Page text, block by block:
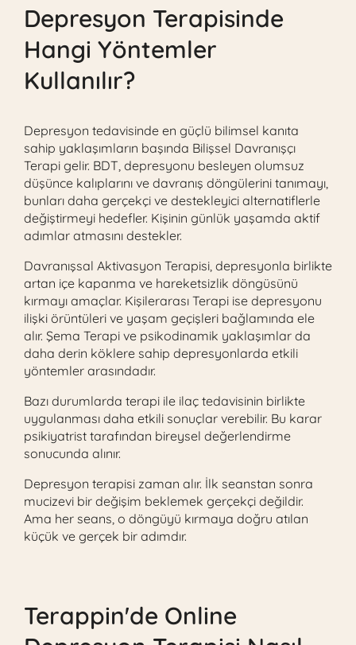
Depresyon Terapisinde
Hangi Yöntemler
Kullanılır?
Depresyon tedavisinde en güçlü bilimsel kanıta
sahip yaklaşımların başında Bilişsel Davranışçı
Terapi gelir. BDT, depresyonu besleyen olumsuz
düşünce kalıplarını ve davranış döngülerini tanımayı,
bunları daha gerçekçi ve destekleyici alternatiflerle
değiştirmeyi hedefler. Kişinin günlük yaşamda aktif
adımlar atmasını destekler.
Davranışsal Aktivasyon Terapisi, depresyonla birlikte
artan içe kapanma ve hareketsizlik döngüsünü
kırmayı amaçlar. Kişilerarası Terapi ise depresyonu
ilişki örüntüleri ve yaşam geçişleri bağlamında ele
alır. Şema Terapi ve psikodinamik yaklaşımlar da
daha derin köklere sahip depresyonlarda etkili
yöntemler arasındadır.
Bazı durumlarda terapi ile ilaç tedavisinin birlikte
uygulanması daha etkili sonuçlar verebilir. Bu karar
psikiyatrist tarafından bireysel değerlendirme
sonucunda alınır.
Depresyon terapisi zaman alır. İlk seanstan sonra
mucizevi bir değişim beklemek gerçekçi değildir.
Ama her seans, o döngüyü kırmaya doğru atılan
küçük ve gerçek bir adımdır.
Terappin'de Online